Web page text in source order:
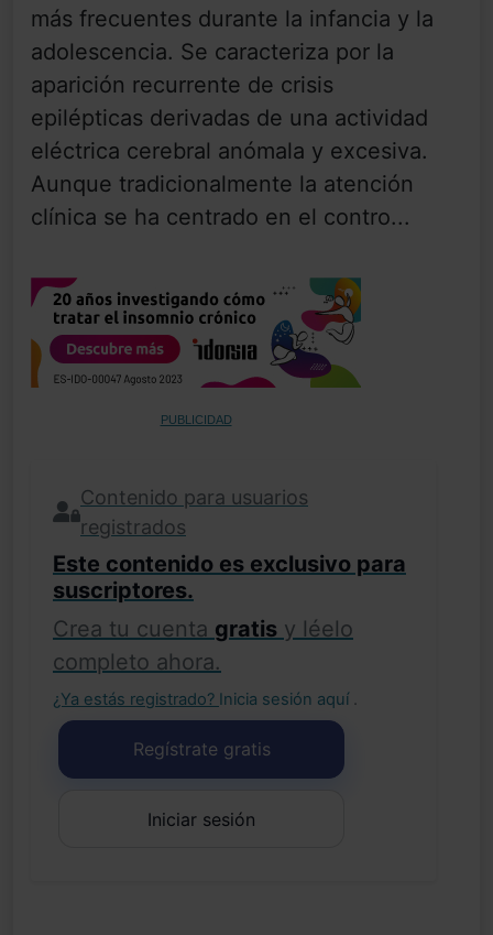
más frecuentes durante la infancia y la
adolescencia. Se caracteriza por la
aparición recurrente de crisis
epilépticas derivadas de una actividad
eléctrica cerebral anómala y excesiva.
Aunque tradicionalmente la atención
clínica se ha centrado en el contro...
PUBLICIDAD
Contenido para usuarios
registrados
Este contenido es exclusivo para
suscriptores.
Crea tu cuenta gratis y léelo
completo ahora.
¿Ya estás registrado? Inicia sesión aquí .
Regístrate gratis
Iniciar sesión